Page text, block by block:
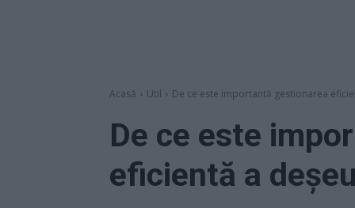
Acasă Util De ce este importantă gestionarea
De ce este
eficientă a